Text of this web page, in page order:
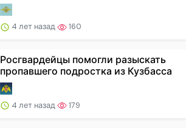
4 лет назад 160
Росгвардейцы помогли разыскать
пропавшего подростка из Кузбасса
4 лет назад 179